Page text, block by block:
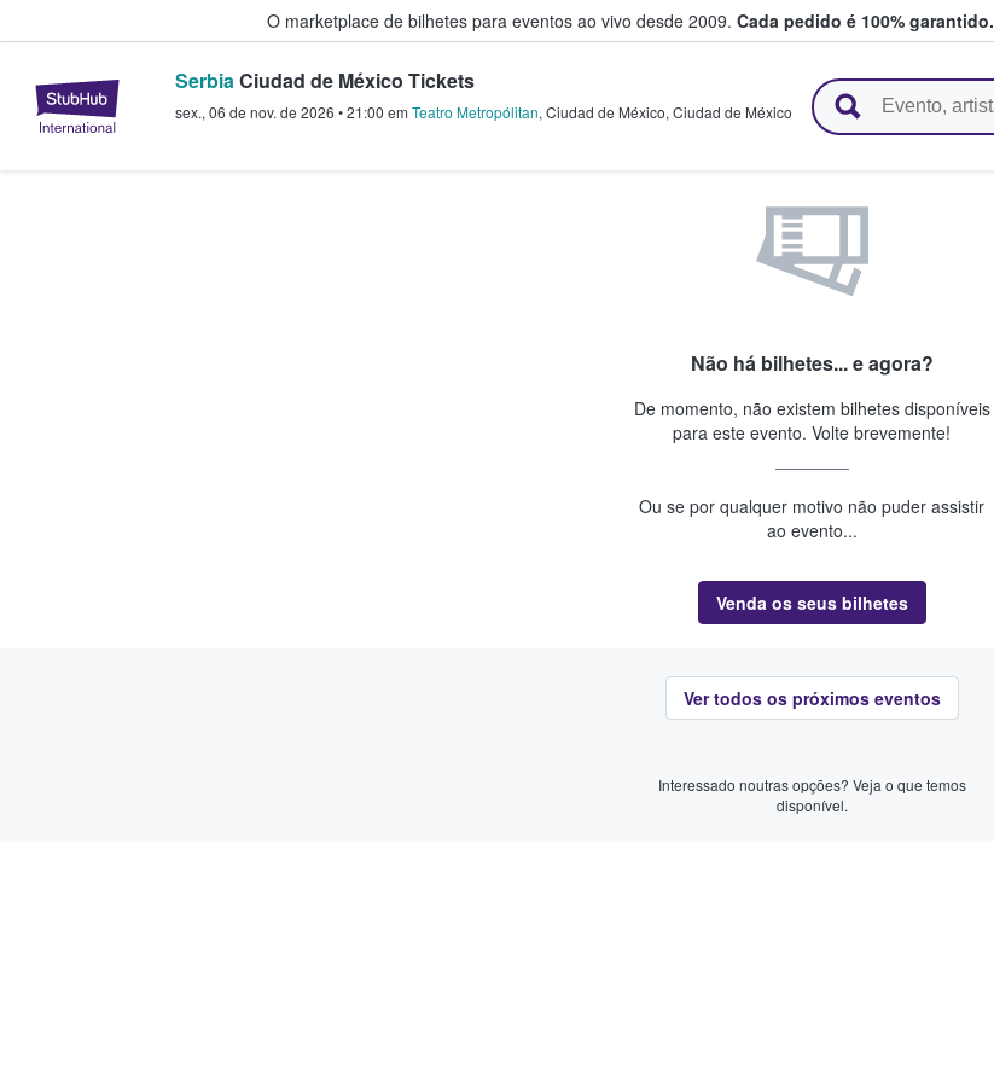
O marketplace de bilhetes para eventos ao vivo desde 2009. Cada pedido é 100% garantido.
StubHub – onde os fãs compram e vendem bilhetes
SerbiaCiudad de México Tickets
sex., 06 de nov. de 2026 •21:00 em Teatro Metropólitan, Ciudad de México, Ciudad de México
Não há bilhetes... e agora?
De momento, não existem bilhetes disponíveis
para este evento. Volte brevemente!
Ou se por qualquer motivo não puder assistir
ao evento...
Venda os seus bilhetes
Ver todos os próximos eventos
Interessado noutras opções? Veja o que temos
disponível.